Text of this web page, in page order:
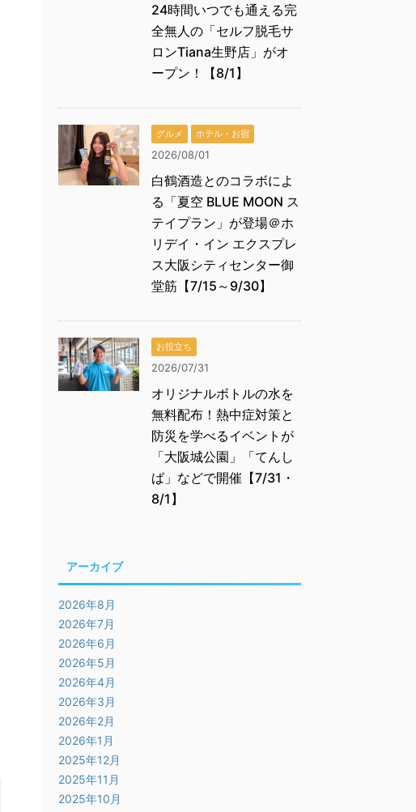
24時間いつでも通える完
全無人の「セルフ脱毛サ
ロンTiana生野店」がオ
ープン！【8/1】
グルメ ホテル・お宿
2026/08/01
白鶴酒造とのコラボによ
る「夏空 BLUE MOON ス
テイプラン」が登場＠ホ
リデイ・イン エクスプレ
ス大阪シティセンター御
堂筋【7/15～9/30】
お役立ち
2026/07/31
オリジナルボトルの水を
無料配布！熱中症対策と
防災を学べるイベントが
「大阪城公園」「てんし
ば」などで開催【7/31・
8/1】
アーカイブ
2026年8月
2026年7月
2026年6月
2026年5月
2026年4月
2026年3月
2026年2月
2026年1月
2025年12月
2025年11月
2025年10月